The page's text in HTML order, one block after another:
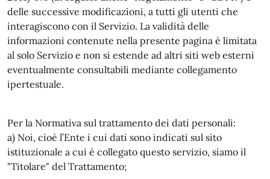
delle successive modificazioni, a tutti gli utenti che
interagiscono con il Servizio. La validità delle
informazioni contenute nella presente pagina è limitata
al solo Servizio e non si estende ad altri siti web esterni
eventualmente consultabili mediante collegamento
ipertestuale.
Per la Normativa sul trattamento dei dati personali:
a) Noi, cioè l’Ente i cui dati sono indicati sul sito
istituzionale a cui è collegato questo servizio, siamo il
"Titolare" del Trattamento;